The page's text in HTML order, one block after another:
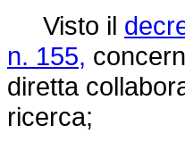
Visto il
n. 155,
diretta
ricerca;